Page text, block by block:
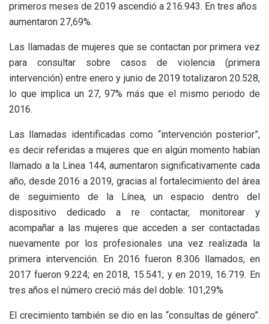
primeros meses de 2019 ascendió a 216.943. En tres años
aumentaron 27,69%.
Las llamadas de mujeres que se contactan por primera vez
para consultar sobre casos de violencia (primera
intervención) entre enero y junio de 2019 totalizaron 20.528,
lo que implica un 27, 97% más que el mismo periodo de
2016.
Las llamadas identificadas como “intervención posterior”,
es decir referidas a mujeres que en algún momento habían
llamado a la Línea 144, aumentaron significativamente cada
año, desde 2016 a 2019, gracias al fortalecimiento del área
de seguimiento de la Línea, un espacio dentro del
dispositivo dedicado a re contactar, monitorear y
acompañar a las mujeres que acceden a ser contactadas
nuevamente por los profesionales una vez realizada la
primera intervención. En 2016 fueron 8.306 llamados, en
2017 fueron 9.224; en 2018, 15.541; y en 2019, 16.719. En
tres años el número creció más del doble: 101,29%
El crecimiento también se dio en las “consultas de género”.